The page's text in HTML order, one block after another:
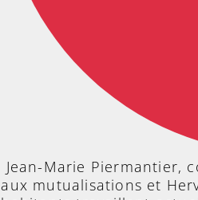
Jean-Marie Piermantier,
aux mutualisations et